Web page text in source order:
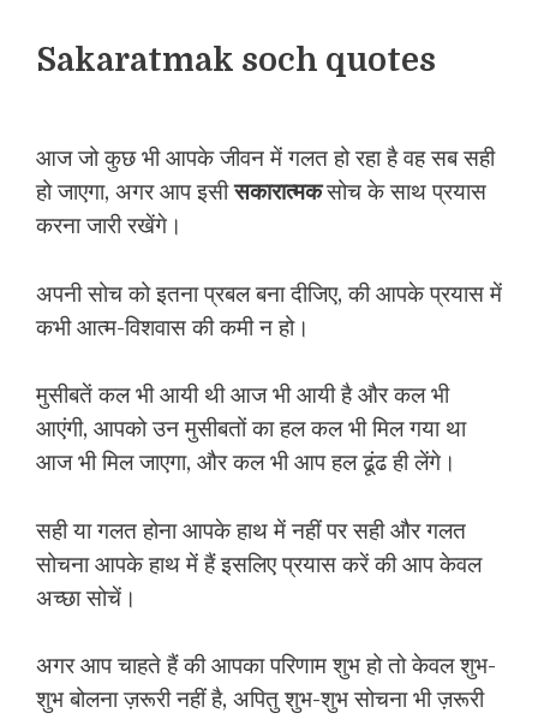
Sakaratmak soch quotes
आज जो कुछ भी आपके जीवन में गलत हो रहा है वह सब सही
हो जाएगा, अगर आप इसीसकारात्मकसोच के साथ प्रयास
करना जारी रखेंगे।
अपनी सोच को इतना प्रबल बना दीजिए, की आपके प्रयास में
कभी आत्म-विशवास की कमी न हो।
मुसीबतें कल भी आयी थी आज भी आयी है और कल भी
आएंगी, आपको उन मुसीबतों का हल कल भी मिल गया था
आज भी मिल जाएगा, और कल भी आप हल ढूंढ ही लेंगे।
सही या गलत होना आपके हाथ में नहीं पर सही और गलत
सोचना आपके हाथ में हैं इसलिए प्रयास करें की आप केवल
अच्छा सोचें।
अगर आप चाहते हैं की आपका परिणाम शुभ हो तो केवल शुभ-
शुभ बोलना ज़रूरी नहीं है, अपितु शुभ-शुभ सोचना भी ज़रूरी